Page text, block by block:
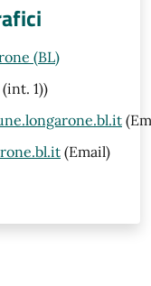
(BL)
1))
(Email)